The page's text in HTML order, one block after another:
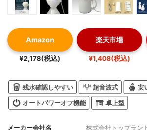
Amazon
¥2,178(税込)
楽天市場
¥1,408(税込)
残水確認しやすい 超音波式 安
オートパワーオフ機能 卓上型
メーカー会社名
株式会社トップラン